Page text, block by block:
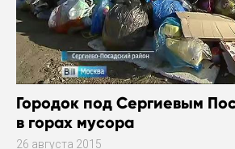
Городок под Сергиевым
в горах мусора
26 августа 2015